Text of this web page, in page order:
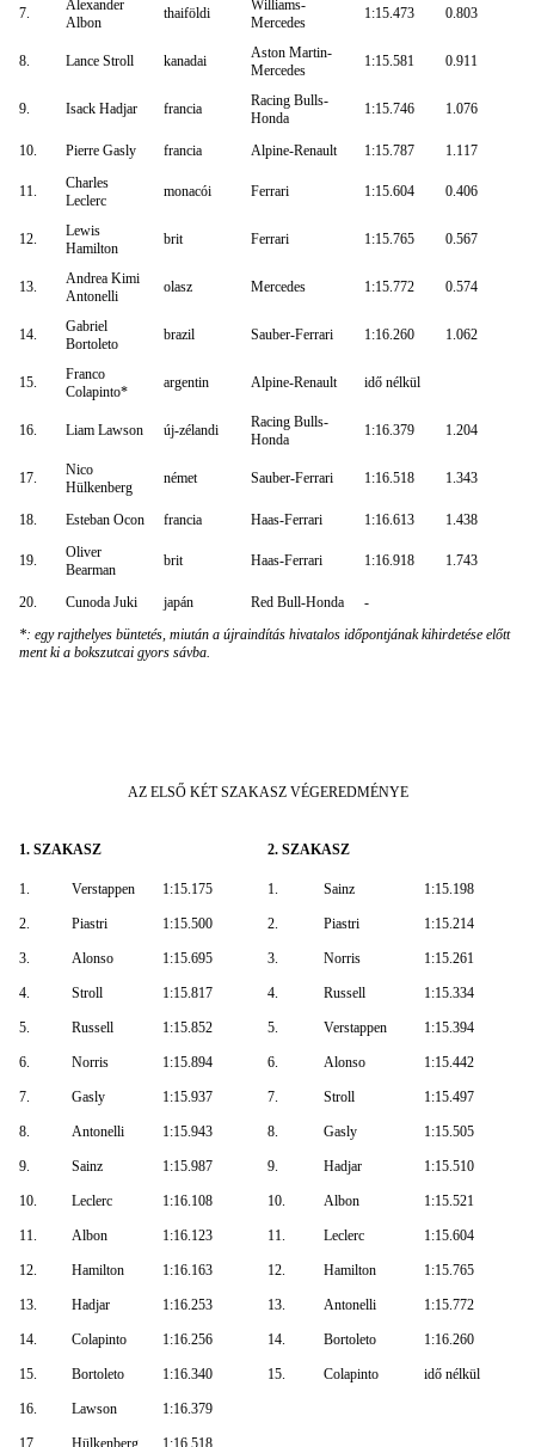
7.
Alexander
Albon
thaiföldi
Williams-
Mercedes
1:15.473 0.803
8. Lance Stroll kanadai
Aston Martin-
Mercedes
1:15.581 0.911
9. Isack Hadjar francia
Racing Bulls-
Honda
1:15.746 1.076
10. Pierre Gasly francia Alpine-Renault 1:15.787 1.117
11.
Charles
Leclerc
monacói Ferrari 1:15.604 0.406
12.
Lewis
Hamilton
brit Ferrari 1:15.765 0.567
13.
Andrea Kimi
Antonelli
olasz Mercedes 1:15.772 0.574
14.
Gabriel
Bortoleto
brazil Sauber-Ferrari 1:16.260 1.062
15.
Franco
Colapinto*
argentin Alpine-Renault idő nélkül
16. Liam Lawson új-zélandi
Racing Bulls-
Honda
1:16.379 1.204
17.
Nico
Hülkenberg
német Sauber-Ferrari 1:16.518 1.343
18. Esteban Ocon francia Haas-Ferrari 1:16.613 1.438
19.
Oliver
Bearman
brit Haas-Ferrari 1:16.918 1.743
20. Cunoda Juki japán Red Bull-Honda
-
*: egy rajthelyes büntetés, miután a újraindítás hivatalos időpontjának kihirdetése előtt
ment ki a bokszutcai gyors sávba.
AZ ELSŐ KÉT SZAKASZ VÉGEREDMÉNYE
1. SZAKASZ 2. SZAKASZ
1. Verstappen 1:15.175 1. Sainz 1:15.198
2. Piastri 1:15.500 2. Piastri 1:15.214
3. Alonso 1:15.695 3. Norris 1:15.261
4. Stroll 1:15.817 4. Russell 1:15.334
5. Russell 1:15.852 5. Verstappen 1:15.394
6. Norris 1:15.894 6. Alonso 1:15.442
7. Gasly 1:15.937 7. Stroll 1:15.497
8. Antonelli 1:15.943 8. Gasly 1:15.505
9. Sainz 1:15.987 9. Hadjar 1:15.510
10. Leclerc 1:16.108 10. Albon 1:15.521
11. Albon 1:16.123 11. Leclerc 1:15.604
12. Hamilton 1:16.163 12. Hamilton 1:15.765
13. Hadjar 1:16.253 13. Antonelli 1:15.772
14. Colapinto 1:16.256 14. Bortoleto 1:16.260
15. Bortoleto 1:16.340 15. Colapinto idő nélkül
16. Lawson 1:16.379